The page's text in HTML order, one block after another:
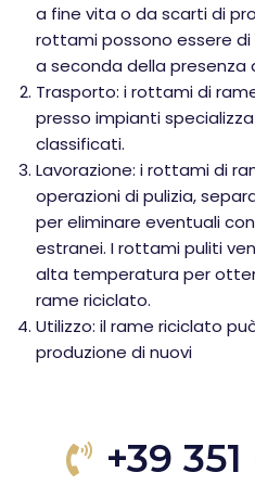
a fine vita o da scarti di
rottami possono essere
a seconda della presenza
Trasporto: i rottami di
presso impianti
classificati.
Lavorazione: i rottami di
operazioni di pulizia,
per eliminare eventuali
estranei. I rottami puliti
alta temperatura per
rame riciclato.
Utilizzo: il rame riciclato
produzione di nuovi
+39